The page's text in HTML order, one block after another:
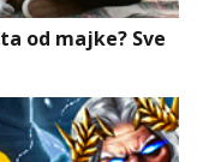
od majke? Sve